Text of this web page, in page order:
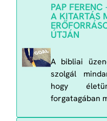
PAP FERENC
A KITARTÁS
ÚTJÁN
A bibliai
szolgál
hogy
forgatagában